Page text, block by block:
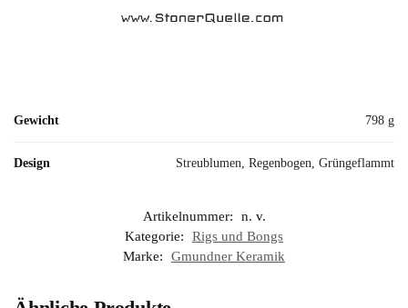
Gewicht 798 g
Design Streublumen, Regenbogen, Grüngeflammt
Artikelnummer:
n. v.
Kategorie:
Rigs und Bongs
Marke:
Gmundner Keramik